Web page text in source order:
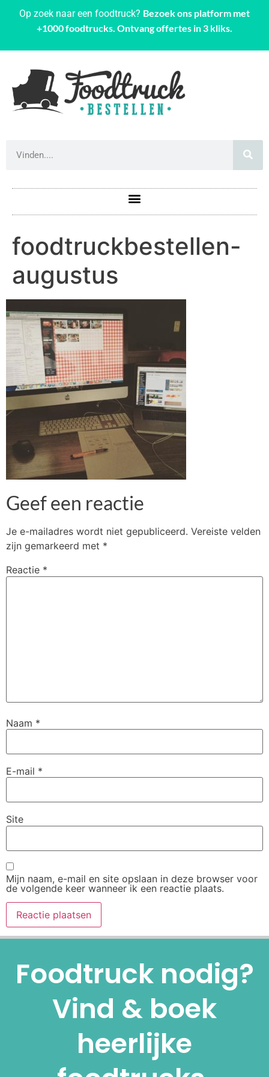
Op zoek naar een foodtruck? Bezoek ons platform met
+1000 foodtrucks. Ontvang offertes in 3 kliks.
foodtruckbestellen-
augustus
Geef een reactie
Je e-mailadres wordt niet gepubliceerd. Vereiste velden
zijn gemarkeerd met *
Reactie *
Naam *
E-mail *
Site
Mijn naam, e-mail en site opslaan in deze browser voor
de volgende keer wanneer ik een reactie plaats.
Foodtruck nodig?
Vind & boek
heerlijke